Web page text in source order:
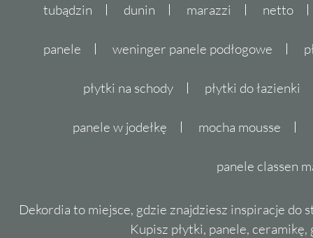
tubądzin dunin marazzi netto
panele weninger panele podłogowe
płytki na schody płytki do łazienki
panele w jodełkę mocha mousse
panele classen
Dekordia to miejsce, gdzie znajdziesz inspiracje do
Kupisz płytki, panele,